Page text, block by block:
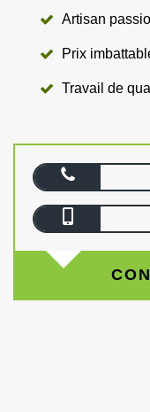
Artisan
Prix
Travail de